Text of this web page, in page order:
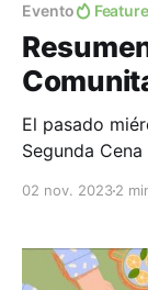
Evento
El pasado
Segunda
Michael 💜
02 nov. 20232